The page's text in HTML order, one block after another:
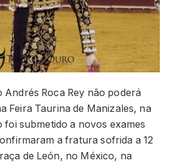
Roca Rey não poderá
Feira Taurina de Manizales, na
foi submetido a novos exames
a fratura sofrida a 12
de León, no México, na